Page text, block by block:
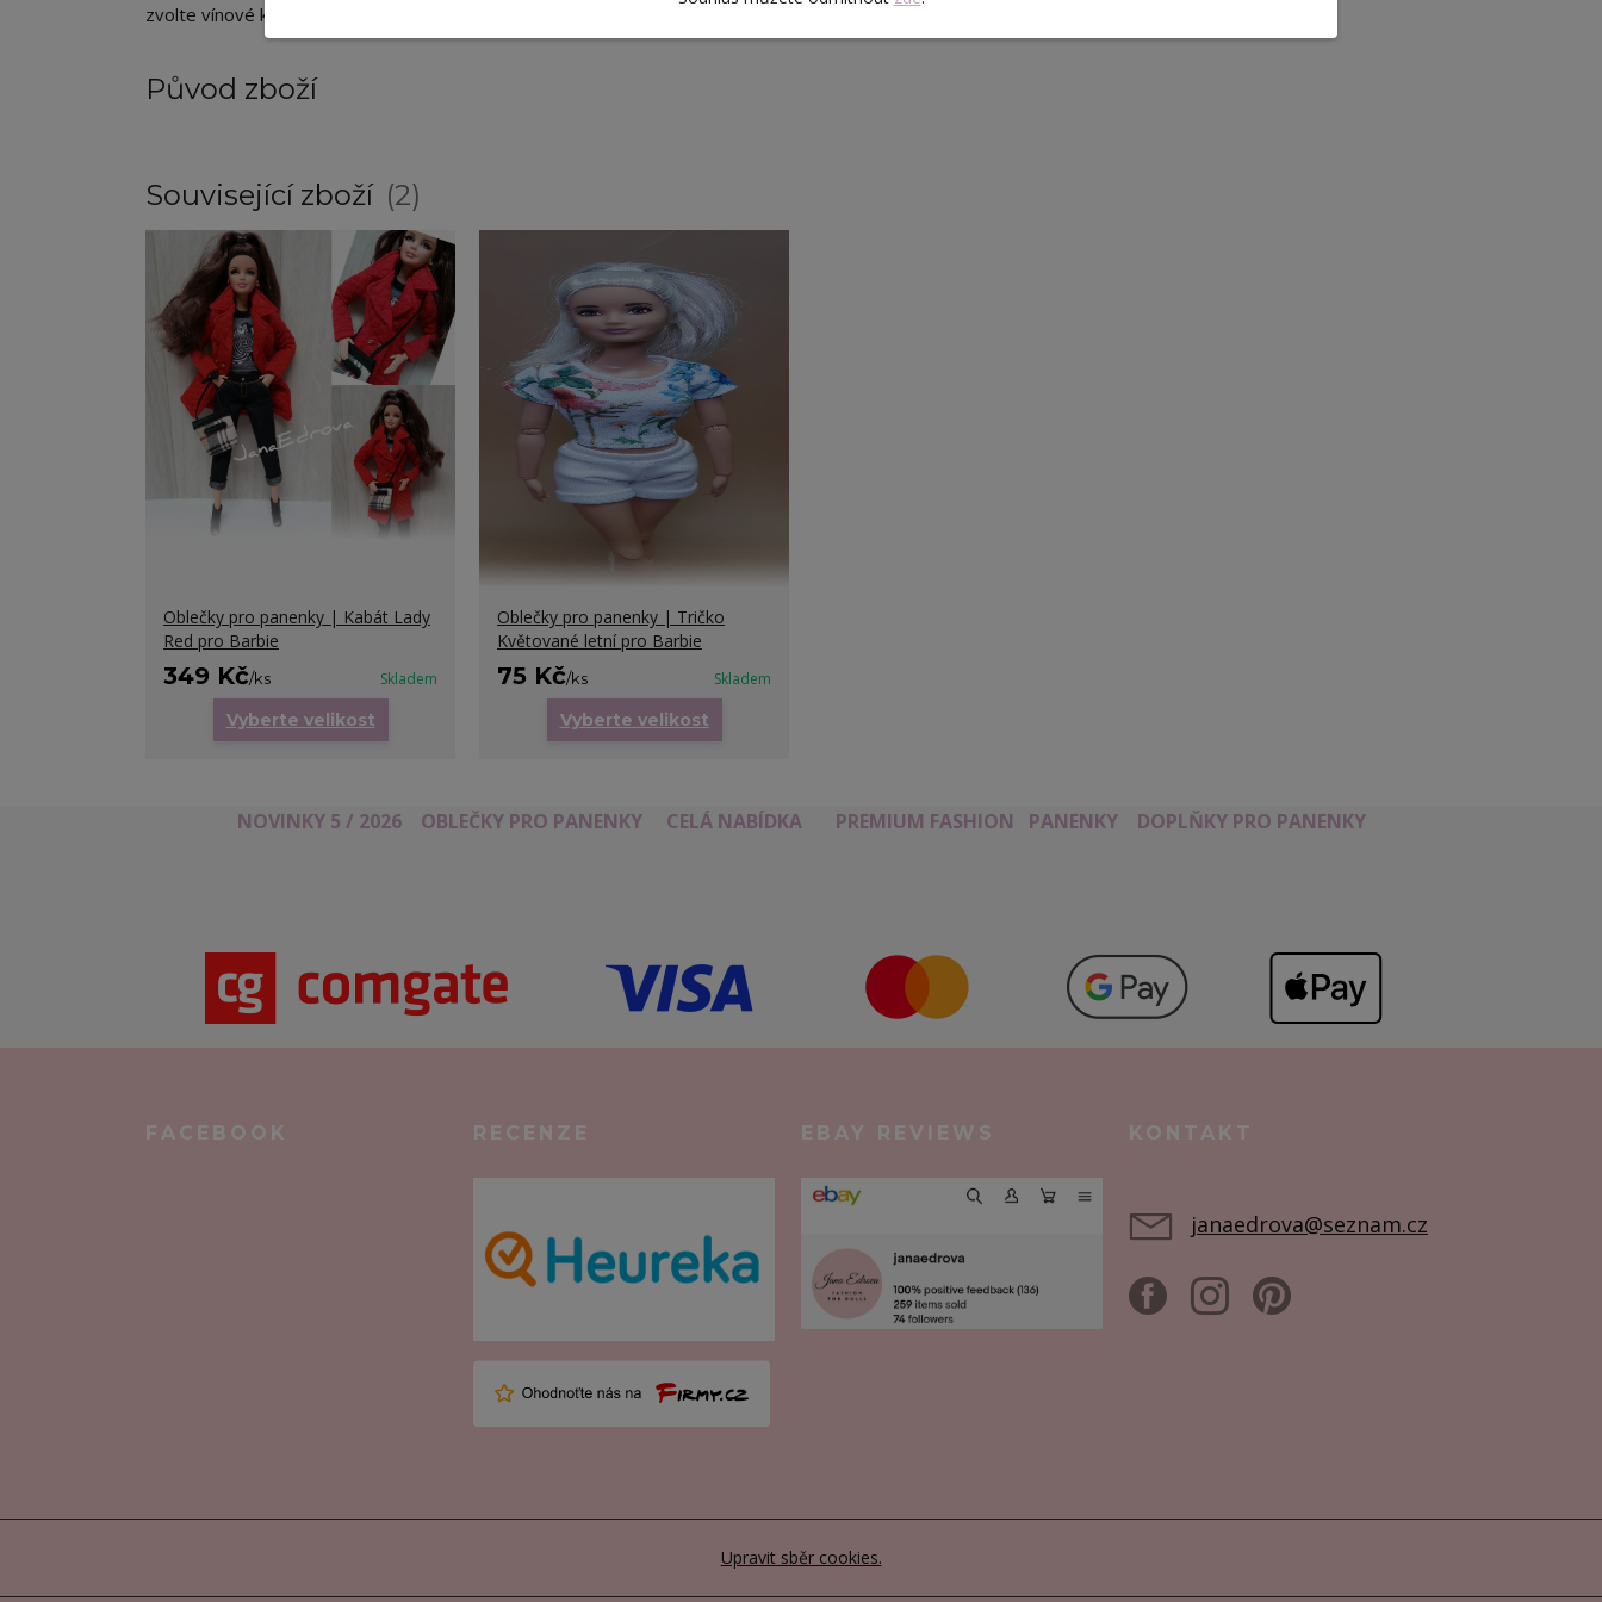
zvolte vínové kraťasy v kombinaci s kozačkami a stylovou kabelkou.
Původ zboží
Související zboží 2
Oblečky pro panenky | Kabát Lady
Red pro Barbie
349 Kč/ks Skladem
Vyberte velikost
Oblečky pro panenky | Tričko
Květované letní pro Barbie
75 Kč/ks Skladem
Vyberte velikost
NOVINKY 5 / 2026 OBLEČKY PRO PANENKY CELÁ NABÍDKA PREMIUM FASHION PANENKY DOPLŇKY PRO PANENKY
FACEBOOK RECENZE EBAY REVIEWS KONTAKT
janaedrova@seznam.cz
Upravit sběr cookies.